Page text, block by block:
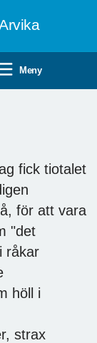
Meny
fick tiotalet
för att vara
"det
råkar
höll i
strax